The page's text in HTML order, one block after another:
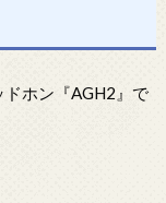
ホン『AGH2』で